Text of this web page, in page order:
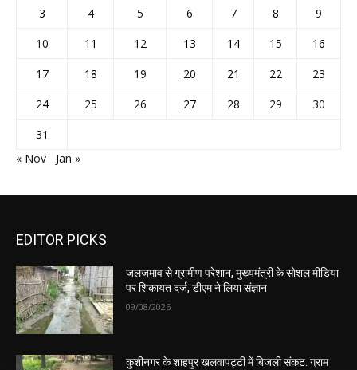
3
4 5 6 7 8
9
10
11 12 13 14 15
16
17
18 19 20 21 22
23
24
25 26 27 28 29
30
31
« Nov
Jan »
EDITOR PICKS
जलजमाव से ग्रामीण परेशान, मुख्यमंत्री के सोशल मीडिया
पर शिकायत दर्ज, डीएम ने लिया संज्ञान
09/08/2026
कुशीनगर के शाहपुर खलवापट्टी में बिजली संकट: ग्राम